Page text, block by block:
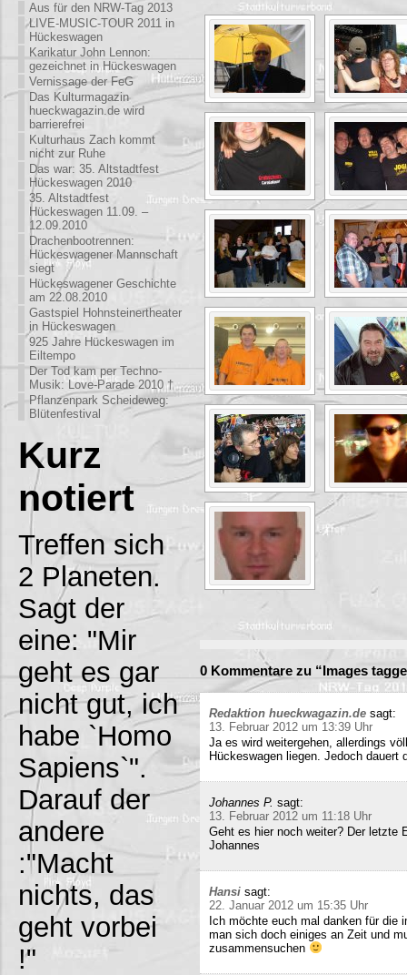
Aus für den NRW-Tag 2013
LIVE-MUSIC-TOUR 2011 in
Hückeswagen
Karikatur John Lennon:
gezeichnet in Hückeswagen
Vernissage der FeG
Das Kulturmagazin
hueckwagazin.de wird
barrierefrei
Kulturhaus Zach kommt
nicht zur Ruhe
Das war: 35. Altstadtfest
Hückeswagen 2010
35. Altstadtfest
Hückeswagen 11.09. –
12.09.2010
Drachenbootrennen:
Hückeswagener Mannschaft
siegt
Hückeswagener Geschichte
am 22.08.2010
Gastspiel Hohnsteinertheater
in Hückeswagen
925 Jahre Hückeswagen im
Eiltempo
Der Tod kam per Techno-
Musik: Love-Parade 2010 †
Pflanzenpark Scheideweg:
Blütenfestival
Kurz
notiert
Treffen sich
2 Planeten.
Sagt der
eine: "Mir
geht es gar
nicht gut, ich
habe `Homo
Sapiens`".
Darauf der
andere
:"Macht
nichts, das
geht vorbei
!"
0 Kommentare zu “Images
Redaktion hueckwagazin.de sagt:
13. Februar 2012 um 13:39 Uhr
Ja es wird weitergehen, allerdings
Hückeswagen liegen. Jedoch
Johannes P. sagt:
13. Februar 2012 um 11:18 Uhr
Geht es hier noch weiter? Der letzte
Johannes
Hansi sagt:
22. Januar 2012 um 15:35 Uhr
Ich möchte euch mal danken für die
man sich doch einiges an Zeit und
zusammensuchen